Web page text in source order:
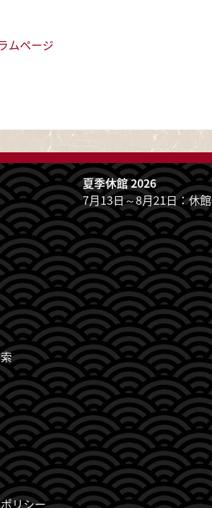
ムページ
夏季休館 2026
7月13日～8月21日：休館
リシー